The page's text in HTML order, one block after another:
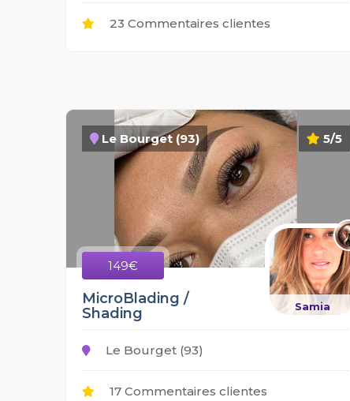
23 Commentaires clientes
5/5
Le Bourget (93)
149€
Samia
MicroBlading /
Shading
Le Bourget (93)
17 Commentaires clientes